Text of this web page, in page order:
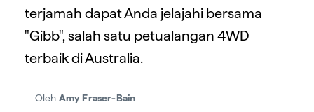
terjamah dapat Anda jelajahi bersama
"Gibb", salah satu petualangan 4WD
terbaik di Australia.
Oleh Amy Fraser-Bain